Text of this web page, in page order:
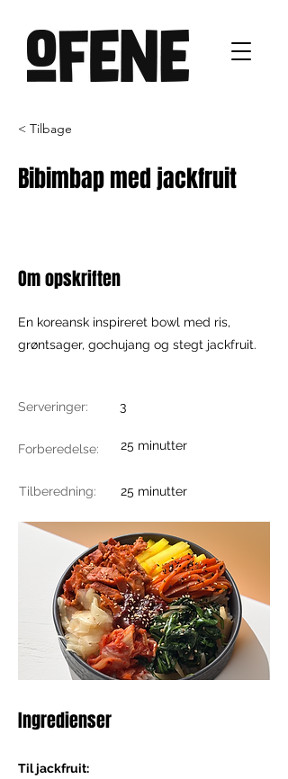
< Tilbage
Bibimbap med jackfruit
Om opskriften
En koreansk inspireret bowl med ris,
grøntsager, gochujang og stegt jackfruit.
Serveringer: 3
Forberedelse: 25 minutter
Tilberedning: 25 minutter
Ingredienser
Til jackfruit: